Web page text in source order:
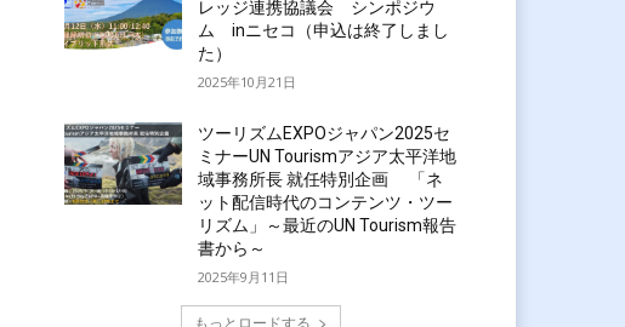
レッジ連携協議会 シンポジウ
ム inニセコ（申込は終了しまし
た）
2025年10月21日
ツーリズムEXPOジャパン2025セ
ミナーUN Tourismアジア太平洋地
域事務所長 就任特別企画 「ネ
ット配信時代のコンテンツ・ツー
リズム」～最近のUN Tourism報告
書から～
2025年9月11日
もっとロードする